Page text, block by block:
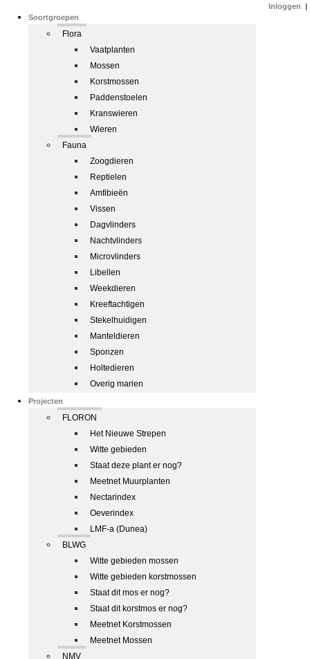
Soortgroepen
Flora
Vaatplanten
Mossen
Korstmossen
Paddenstoelen
Kranswieren
Wieren
Fauna
Zoogdieren
Reptielen
Amfibieën
Vissen
Dagvlinders
Nachtvlinders
Microvlinders
Libellen
Weekdieren
Kreeftachtigen
Stekelhuidigen
Manteldieren
Sponzen
Holtedieren
Overig marien
Projecten
FLORON
Het Nieuwe Strepen
Witte gebieden
Staat deze plant er nog?
Meetnet Muurplanten
Nectarindex
Oeverindex
LMF-a (Dunea)
BLWG
Witte gebieden mossen
Witte gebieden korstmossen
Staat dit mos er nog?
Staat dit korstmos er nog?
Meetnet Korstmossen
Meetnet Mossen
NMV
Inloggen |